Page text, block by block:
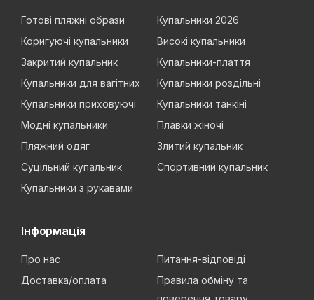
Готові пляжні образи
Купальники 2026
Коригуючі купальники
Високі купальники
Закритий купальник
Купальники-плаття
Купальники для вагітних
Купальники роздільні
Купальники приховуючі
Купальники танкіні
Модні купальники
Плавки жіночі
Пляжний одяг
Злитий купальник
Суцільний купальник
Спортивний купальник
Купальники з рукавами
Інформація
Про нас
Питання-відповіді
Доставка/оплата
Правила обміну та